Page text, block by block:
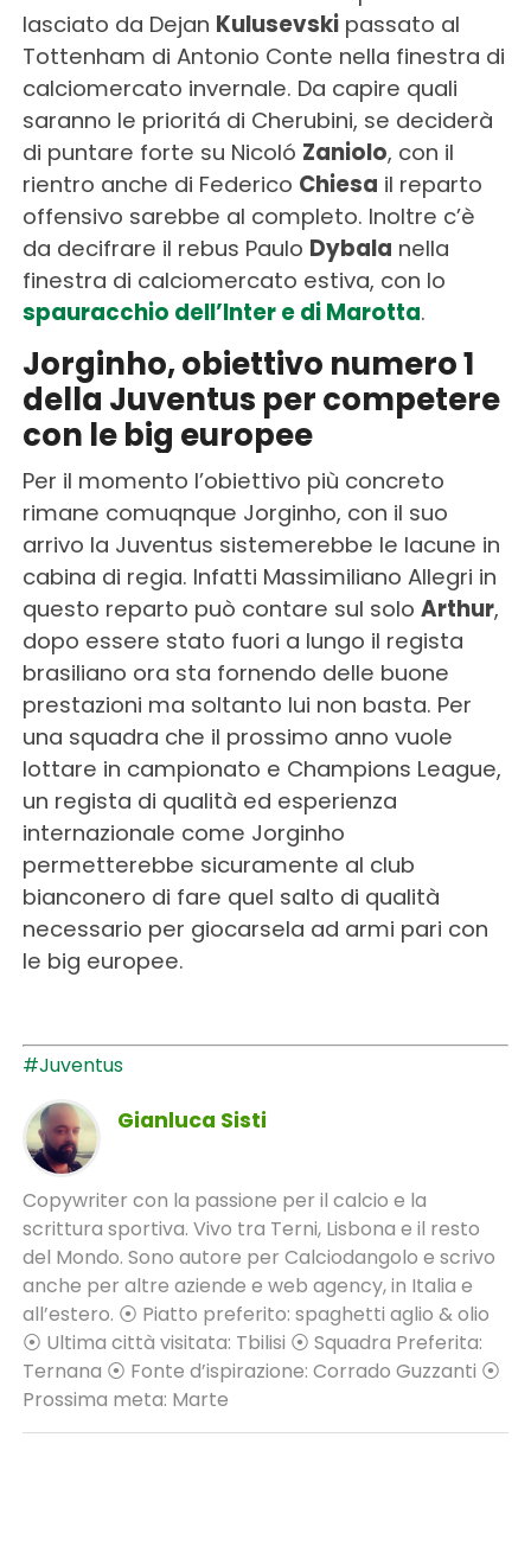
lasciato da Dejan Kulusevskipassato al
Tottenham di Antonio Conte nella finestra di
calciomercato invernale. Da capire quali
saranno le prioritá di Cherubini, se deciderà
di puntare forte su Nicoló Zaniolo, con il
rientro anche di Federico Chiesa il reparto
offensivo sarebbe al completo. Inoltre c’è
da decifrare il rebus Paulo Dybala nella
finestra di calciomercato estiva, con lo
spauracchio dell’Inter e di Marotta.
Jorginho, obiettivo numero 1
della Juventus per competere
con le big europee
Per il momento l’obiettivo più concreto
rimane comuqnque Jorginho, con il suo
arrivo la Juventus sistemerebbe le lacune in
cabina di regia. Infatti Massimiliano Allegri in
questo reparto può contare sul solo Arthur,
dopo essere stato fuori a lungo il regista
brasiliano ora sta fornendo delle buone
prestazioni ma soltanto lui non basta. Per
una squadra che il prossimo anno vuole
lottare in campionato e Champions League,
un regista di qualità ed esperienza
internazionale come Jorginho
permetterebbe sicuramente al club
bianconero di fare quel salto di qualità
necessario per giocarsela ad armi pari con
le big europee.
#Juventus
Gianluca Sisti
Copywriter con la passione per il calcio e la
scrittura sportiva. Vivo tra Terni, Lisbona e il resto
del Mondo. Sono autore per Calciodangolo e scrivo
anche per altre aziende e web agency, in Italia e
all’estero. ⦿ Piatto preferito: spaghetti aglio & olio
⦿ Ultima città visitata: Tbilisi ⦿ Squadra Preferita:
Ternana ⦿ Fonte d’ispirazione: Corrado Guzzanti ⦿
Prossima meta: Marte